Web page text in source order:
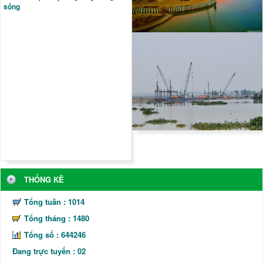
sống
THỐNG KÊ
Tổng tuần : 1014
Tổng tháng : 1480
Tổng số : 644246
Đang trực tuyến : 02